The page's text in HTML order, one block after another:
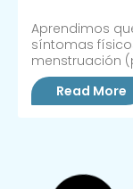
Aprendimos
síntomas
menstruación
Read More